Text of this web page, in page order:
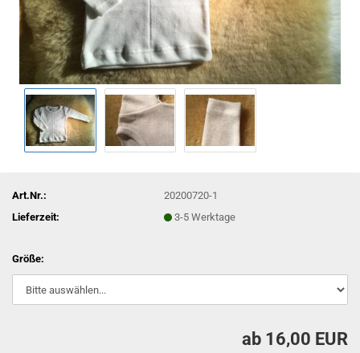
Art.Nr.:
20200720-1
Lieferzeit:
3-5 Werktage
Größe:
ab 16,00 EUR